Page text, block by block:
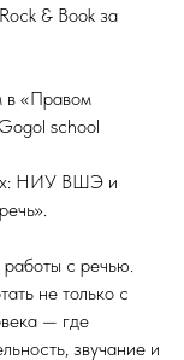
& Book за
в «Правом
school
НИУ ВШЭ и
работы с речью.
не только с
— где
звучание и